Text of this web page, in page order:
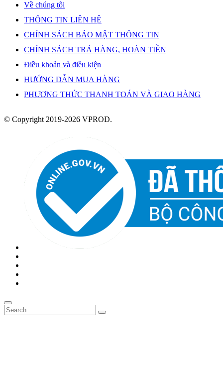
Về chúng tôi
THÔNG TIN LIÊN HỆ
CHÍNH SÁCH BẢO MẬT THÔNG TIN
CHÍNH SÁCH TRẢ HÀNG, HOÀN TIỀN
Điều khoản và điều kiện
HƯỚNG DẪN MUA HÀNG
PHƯƠNG THỨC THANH TOÁN VÀ GIAO HÀNG
© Copyright 2019-2026 VPROD.